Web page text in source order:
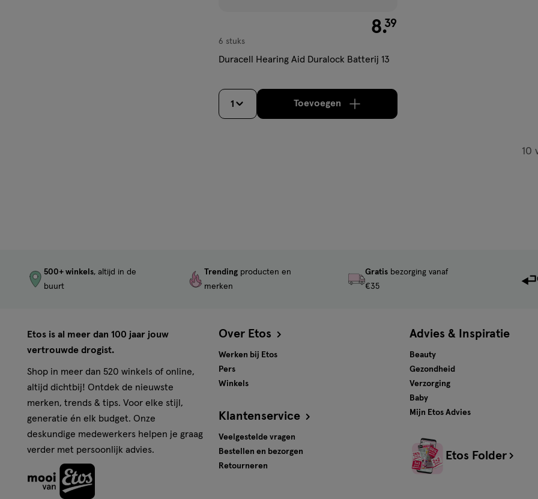
€ 8.39
8.39
6 stuks
Duracell Hearing Aid Duralock Batterij 13
1 Toevoegenverhoog aantal met één
10
500+ winkels, altijd in de
buurt
Trending producten en
merken
Gratisbezorging vanaf
€35
Etos is al meer dan 100 jaar jouw
vertrouwde drogist.
Shop in meer dan 520 winkels of online,
altijd dichtbij! Ontdek de nieuwste
merken, trends & tips. Voor elke stijl,
generatie én elk budget. Onze
deskundige medewerkers helpen je graag
verder met persoonlijk advies.
Over Etos
Werken bij Etos
Pers
Winkels
Klantenservice
Veelgestelde vragen
Bestellen en bezorgen
Retourneren
Advies & Inspiratie
Beauty
Gezondheid
Verzorging
Baby
Mijn Etos Advies
Etos Folder